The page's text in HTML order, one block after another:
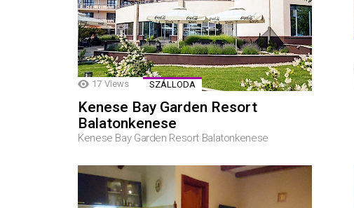
17 Views SZÁLLODA
Kenese Bay Garden Resort
Balatonkenese
Kenese Bay Garden Resort Balatonkenese